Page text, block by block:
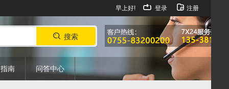
早上好! 登录 注册
搜索
南 问答中心